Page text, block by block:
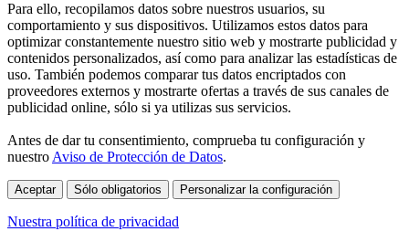
Para ello, recopilamos datos sobre nuestros usuarios, su
comportamiento y sus dispositivos. Utilizamos estos datos para
optimizar constantemente nuestro sitio web y mostrarte publicidad y
contenidos personalizados, así como para analizar las estadísticas de
uso. También podemos comparar tus datos encriptados con
proveedores externos y mostrarte ofertas a través de sus canales de
publicidad online, sólo si ya utilizas sus servicios.
Antes de dar tu consentimiento, comprueba tu configuración y
nuestro Aviso de Protección de Datos.
Aceptar Sólo obligatorios Personalizar la configuración
Nuestra política de privacidad